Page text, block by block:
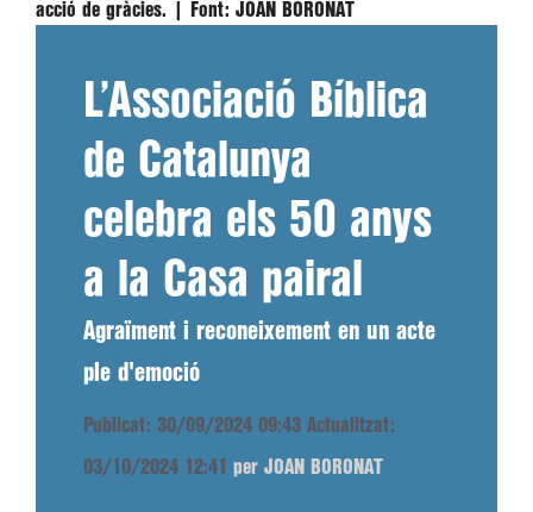
acció de gràcies. |
Font: JOAN BORONAT
L’Associació Bíblica
de Catalunya
celebra els 50 anys
a la Casa pairal
Agraïment i reconeixement en un acte
ple d'emoció
Publicat: 30/09/2024 09:43 Actualitzat:
03/10/2024 12:41 per JOAN BORONAT